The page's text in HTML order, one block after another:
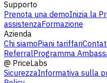
Supporto
Prenota una demoInizia la
assistenzaFormazione
Azienda
Chi siamoPiani tariffari
ReferralProgramma
@ PriceLabs
SicurezzaInformativa sulla